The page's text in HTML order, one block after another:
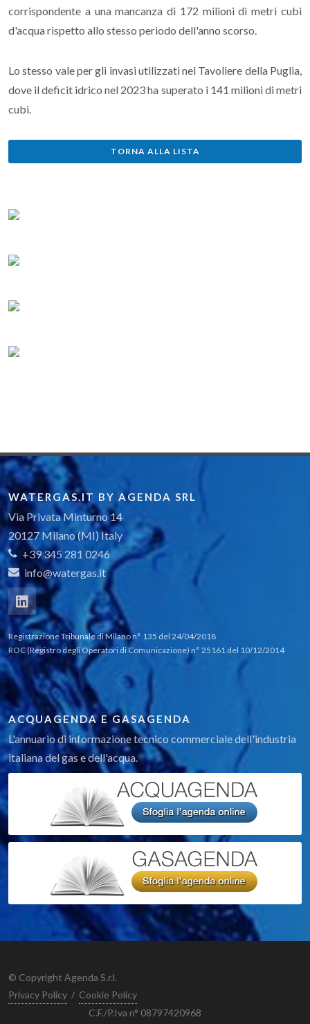
corrispondente a una mancanza di 172 milioni di metri cubi
d'acqua rispetto allo stesso periodo dell'anno scorso.
Lo stesso vale per gli invasi utilizzati nel Tavoliere della Puglia,
dove il deficit idrico nel 2023 ha superato i 141 milioni di metri
cubi.
TORNA ALLA LISTA
WATERGAS.IT BY AGENDA SRL
Via Privata Minturno 14
20127 Milano (MI) Italy
+39 345 281 0246
info@watergas.it
Registrazione Tribunale di Milano n° 135 del 24/04/2018
ROC (Registro degli Operatori di Comunicazione) n° 25161 del 10/12/2014
ACQUAGENDA E GASAGENDA
L'annuario di informazione tecnico commerciale dell'industria
italiana del gas e dell'acqua.
© Copyright Agenda S.r.l.
Privacy Policy / Cookie Policy
C.F./P.Iva n° 08797420968